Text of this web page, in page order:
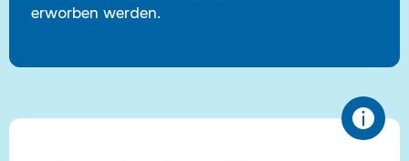
erworben werden.